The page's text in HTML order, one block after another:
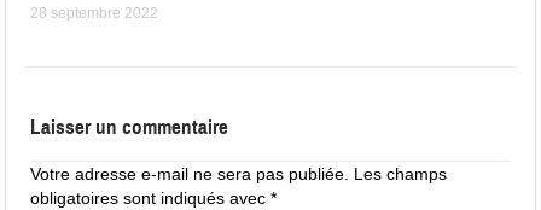
28 septembre 2022
Laisser un commentaire
Votre adresse e-mail ne sera pas publiée. Les champs
obligatoires sont indiqués avec*